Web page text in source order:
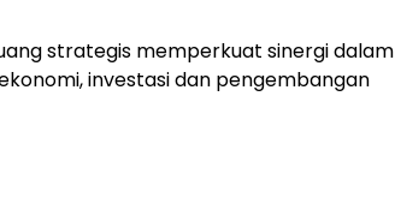
strategis memperkuat sinergi dalam
investasi dan pengembangan